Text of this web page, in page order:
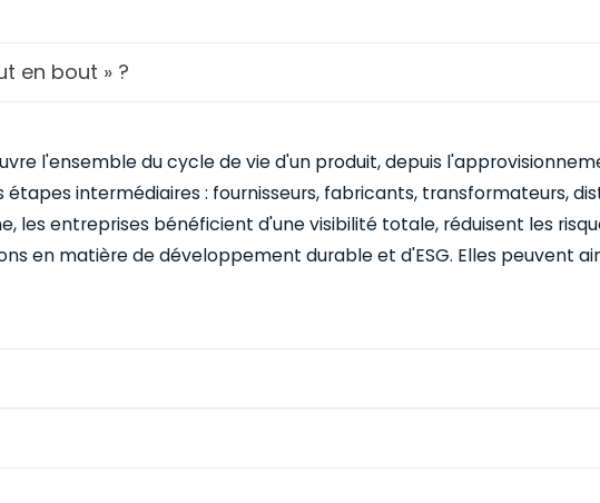
en bout » ?
l'ensemble du cycle de vie d'un produit, depuis
intermédiaires : fournisseurs, fabricants, transformateurs,
entreprises bénéficient d'une visibilité totale, réduisent les
en matière de développement durable et d'ESG. Elles peuvent